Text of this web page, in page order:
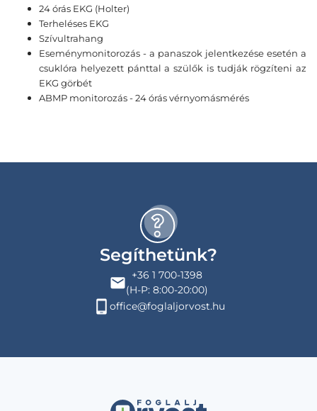
24 órás EKG (Holter)
Terheléses EKG
Szívultrahang
Eseménymonitorozás - a panaszok jelentkezése esetén a
csuklóra helyezett pánttal a szülők is tudják rögzíteni az
EKG görbét
ABMP monitorozás - 24 órás vérnyomásmérés
Segíthetünk?
+36 1 700-1398
(H-P: 8:00-20:00)
office@foglaljorvost.hu